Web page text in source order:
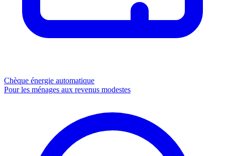
Chèque énergie automatique
Pour les ménages aux revenus modestes